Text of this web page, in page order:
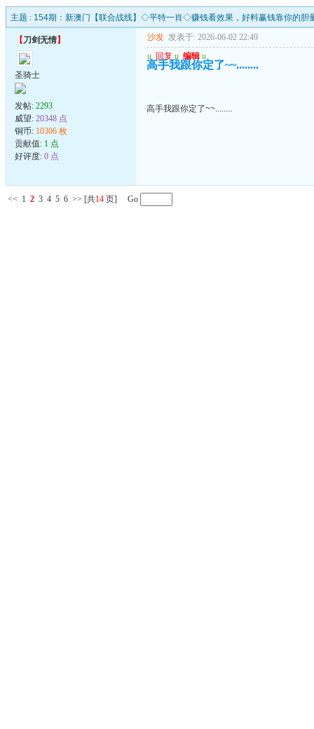
主题 : 154期：新澳门【联合战线】◇平特一肖◇赚钱看效果，好料赢钱靠你的胆
【刀剑无情】
圣骑士
发帖: 2293
威望: 20348 点
铜币: 10306 枚
贡献值: 1 点
好评度: 0 点
沙发 发表于: 2026-06-02 22:49
u 回复 u 编辑 u
高手我跟你定了~~........
高手我跟你定了~~........
<< 1 2 3 4 5 6 >> [共14 页] Go